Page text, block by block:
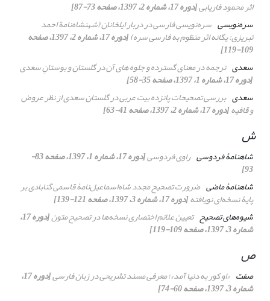
اثر محمود فاریابی[دوره 17، شماره 2، 1397، صفحه 73-87]
سره‌نویسی سره‌نویسی فارسی در دربار ایلخانان (شهنشاه‌نامةاحمد
تبریزی: یگانه اثر منظوم به فارسی سره) [دوره 17، شماره 2، 1397، صفحه
109-119]
سعدی ترجمه در معنای گسترده و جلوه های آن در گلستان و بوستانِ سعدی
[دوره 17، شماره 1، 1397، صفحه 35-58]
سعدی بررسی تصحیحات پانزده بیت عربی درگلستانسعدی از نظر عروض
و قافیه[دوره 17، شماره 2، 1397، صفحه 41-63]
ش
شاهنامۀ فردوسی راوی فردوسی [دوره 17، شماره 1، 1397، صفحه 83-
93]
شاهنامۀ ماضی ضرورت تصحیح مجدد شاه‌اسماعیل‌نامۀ قاسمی گنابادی بر
پایۀ نسخه‌ای نویافته[دوره 17، شماره 3، 1397، صفحه 121-139]
شیوه‌های تصحیح تعیین علائم اختصاری نسخه‌ها در تصحیح متون [دوره 17،
شماره 3، 1397، صفحه 109-119]
ص
صفت «او کور به دنیا آمد»؛ معرفی مسند تشریحی در زبان فارسی [دوره 17،
شماره 3، 1397، صفحه 60-74]